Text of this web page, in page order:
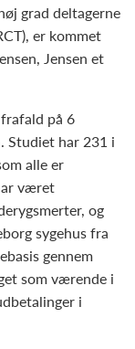
grad deltagerne
er kommet
Jensen et
på 6
Studiet har 231 i
alle er
været
og
sygehus fra
gennem
som værende i
i